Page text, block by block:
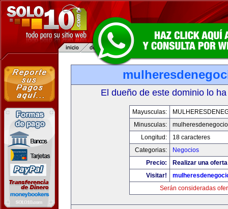
El dueño de este dominio lo
Mayusculas:
Minusculas:
Longitud:
18 caracteres
Categorias:
Negocios
Precio:
Realizar una
Visitar!
Serán consideradas